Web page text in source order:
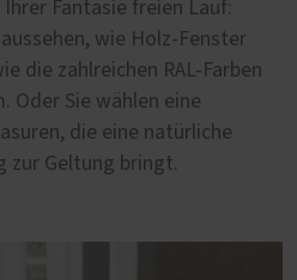
Fantasie freien Lauf:
wie Holz-Fenster
die zahlreichen RAL-Farben
Oder Sie wählen eine
die eine natürliche
zur Geltung bringt.